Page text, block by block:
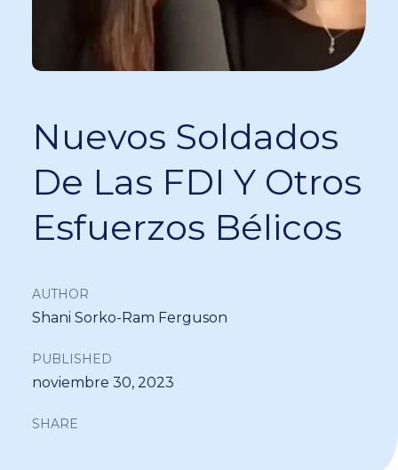
Nuevos Soldados
De Las FDI Y Otros
Esfuerzos Bélicos
AUTHOR
Shani Sorko-Ram Ferguson
PUBLISHED
noviembre 30, 2023
SHARE